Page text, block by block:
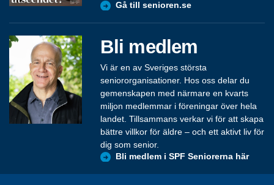
Gå till senioren.se
Bli medlem
Vi är en av Sveriges största
seniororganisationer. Hos oss delar du
gemenskapen med närmare en kvarts
miljon medlemmar i föreningar över hela
landet. Tillsammans verkar vi för att skapa
bättre villkor för äldre – och ett aktivt liv för
dig som senior.
Bli medlem i SPF Seniorerna här